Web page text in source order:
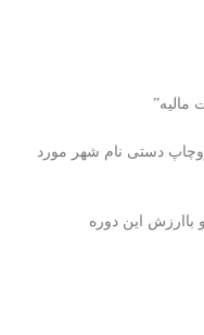
مالیه”
دستی نام شهر مورد
و باارزش این دوره